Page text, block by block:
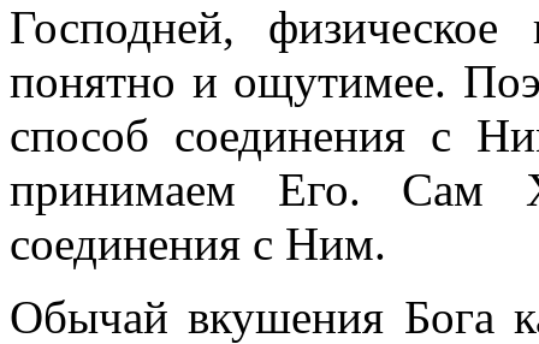
Господней,
понятно и ощутимее.
способ соединения с
принимаем Его. Сам
соединения с Ним.
Обычай вкушения Бога